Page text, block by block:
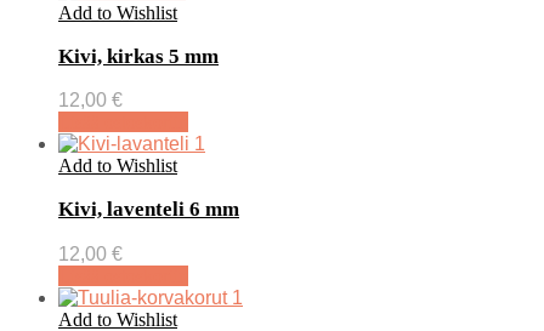
Add to Wishlist
Kivi, kirkas 5 mm
12,00 €
Add to Wishlist
Kivi, laventeli 6 mm
12,00 €
Add to Wishlist